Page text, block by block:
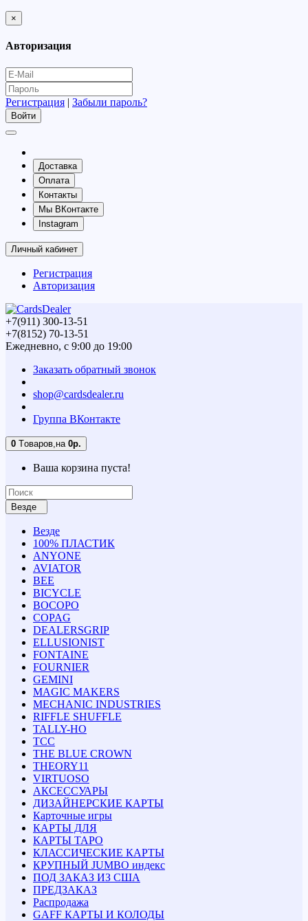
×
Авторизация
Регистрация | Забыли пароль?
Доставка
Оплата
Контакты
Мы ВКонтакте
Instagram
Личный кабинет
Регистрация
Авторизация
+7(911) 300-13-51
+7(8152) 70-13-51
Ежедневно, с 9:00 до 19:00
Заказать обратный звонок
shop@cardsdealer.ru
Группа ВКонтакте
0 Tоваров, на 0р.
Ваша корзина пуста!
Везде
Везде
100% ПЛАСТИК
ANYONE
AVIATOR
BEE
BICYCLE
BOCOPO
COPAG
DEALERSGRIP
ELLUSIONIST
FONTAINE
FOURNIER
GEMINI
MAGIC MAKERS
MECHANIC INDUSTRIES
RIFFLE SHUFFLE
TALLY-HO
TCC
THE BLUE CROWN
THEORY11
VIRTUOSO
АКСЕССУАРЫ
ДИЗАЙНЕРСКИЕ КАРТЫ
Карточные игры
КАРТЫ ДЛЯ
КАРТЫ ТАРО
КЛАССИЧЕСКИЕ КАРТЫ
КРУПНЫЙ JUMBO индекс
ПОД ЗАКАЗ ИЗ США
ПРЕДЗАКАЗ
Распродажа
GAFF КАРТЫ И КОЛОДЫ